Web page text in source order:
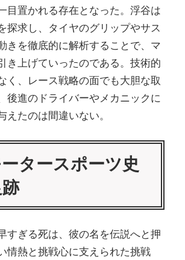
目置かれる存在となった。浮谷は
探求し、タイヤのグリップやサス
きを徹底的に解析することで、マ
き上げていったのである。技術的
く、レース戦略の面でも大胆な取
後進のドライバーやメカニックに
えたのは間違いない。
タースポーツ史
すぎる死は、彼の名を伝説へと押
情熱と挑戦心に支えられた挑戦